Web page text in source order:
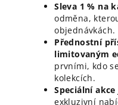
Sleva 1 % na
odměna,
objednávkách.
Přednostní
limitovaným
prvními, kdo
kolekcích.
Speciální
exkluzivní